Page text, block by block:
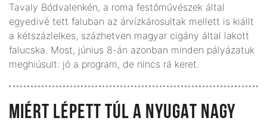
Tavaly Bódvalenkén, a roma festőművészek által
egyedivé tett faluban az árvízkárosultak mellett is kiállt
a kétszázlelkes, százhetven magyar cigány által lakott
falucska. Most, június 8-án azonban minden pályázatuk
meghiúsult: jó a program, de nincs rá keret.
MIÉRT LÉPETT TÚL A NYUGAT NAGY